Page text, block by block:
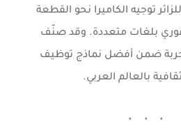
توجيه الكاميرا نحو القطعة
بلغات متعددة. وقد صنّف
ضمن أفضل نماذج توظيف
بالعالم العربي.